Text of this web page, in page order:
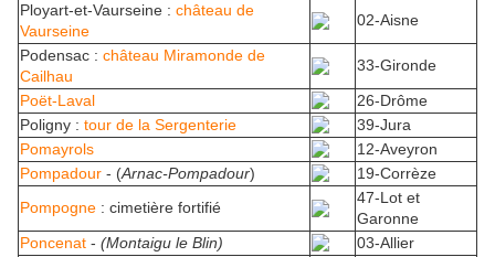
Ployart-et-Vaurseine : château de
Vaurseine
02-Aisne
Podensac : château Miramonde de
Cailhau
33-Gironde
Poët-Laval
26-Drôme
Poligny : tour de la Sergenterie
39-Jura
Pomayrols
12-Aveyron
Pompadour - (Arnac-Pompadour)
19-Corrèze
Pompogne : cimetière fortifié
47-Lot et
Garonne
Poncenat - (Montaigu le Blin)
03-Allier